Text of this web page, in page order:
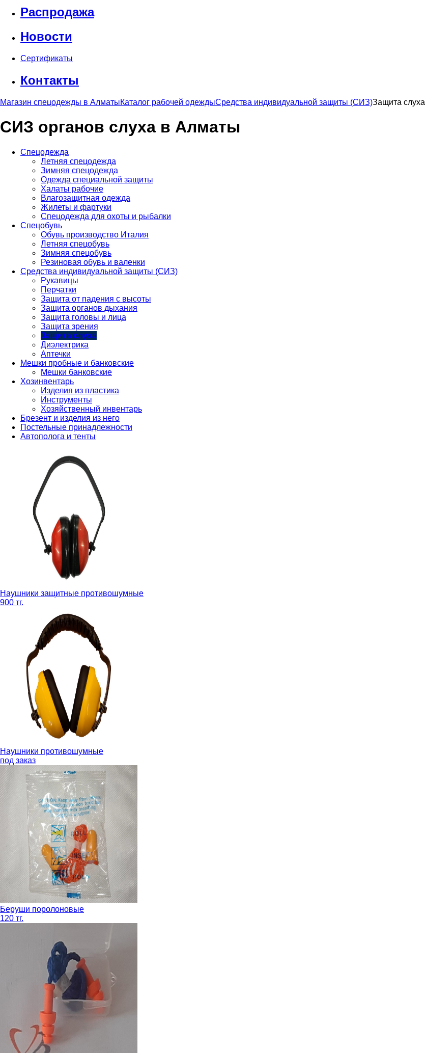
Распродажа
Новости
Сертификаты
Контакты
Магазин спецодежды в АлматыКаталог рабочей одеждыСредства индивидуальной защиты (СИЗ)Защита слуха
СИЗ органов слуха в Алматы
Спецодежда
Летняя спецодежда
Зимняя спецодежда
Одежда специальной защиты
Халаты рабочие
Влагозащитная одежда
Жилеты и фартуки
Спецодежда для охоты и рыбалки
Спецобувь
Обувь производство Италия
Летняя спецобувь
Зимняя спецобувь
Резиновая обувь и валенки
Средства индивидуальной защиты (СИЗ)
Рукавицы
Перчатки
Защита от падения с высоты
Защита органов дыхания
Защита головы и лица
Защита зрения
Защита слуха
Диэлектрика
Аптечки
Мешки пробные и банковские
Мешки банковские
Хозинвентарь
Изделия из пластика
Инструменты
Хозяйственный инвентарь
Брезент и изделия из него
Постельные принадлежности
Автополога и тенты
Наушники защитные противошумные
900 тг.
Наушники противошумные
под заказ
Беруши поролоновые
120 тг.